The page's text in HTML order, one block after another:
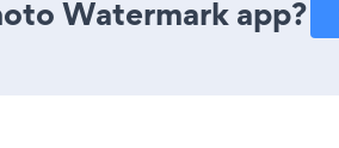
Watermark app?